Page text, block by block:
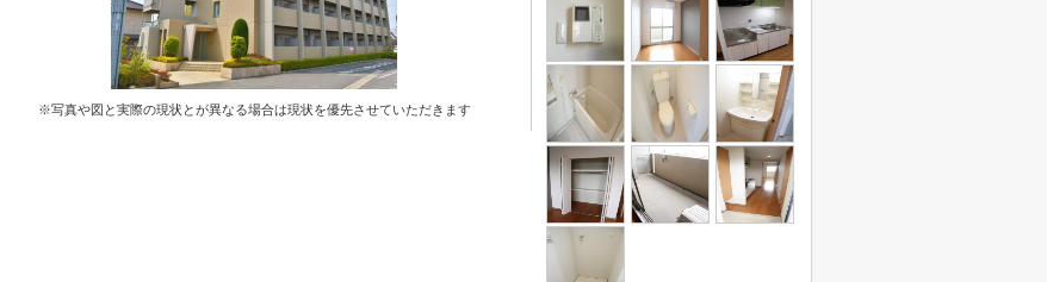
※写真や図と実際の現状とが異なる場合は現状を優先させていただきます